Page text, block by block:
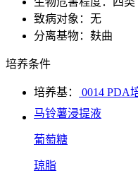
致病对象：无
分离基物：麸曲
培养条件
培养基：
0014 PDA
马铃薯浸提液
葡萄糖
琼脂